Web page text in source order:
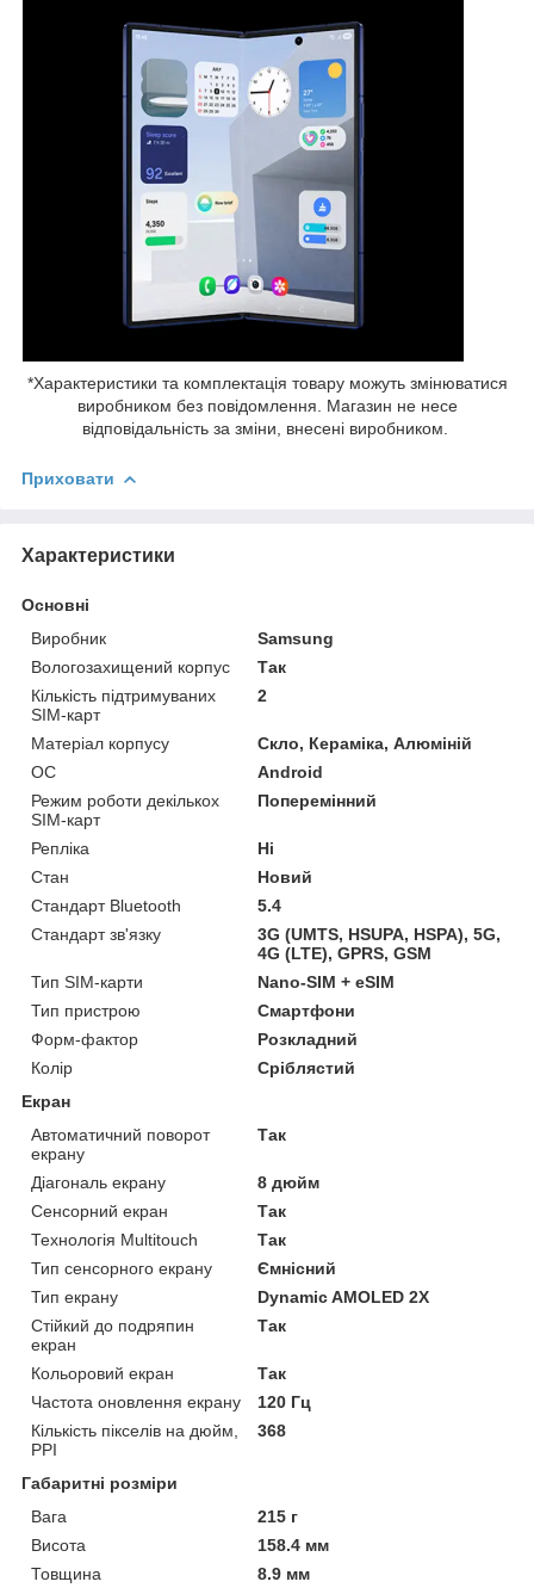
*Характеристики та комплектація товару можуть змінюватися
виробником без повідомлення. Магазин не несе
відповідальність за зміни, внесені виробником.
Приховати
Характеристики
Основні
Виробник
Samsung
Вологозахищений корпус
Так
Кількість підтримуваних
SIM-карт
2
Матеріал корпусу
Скло, Кераміка, Алюміній
ОС
Android
Режим роботи декількох
SIM-карт
Поперемінний
Репліка
Ні
Стан
Новий
Стандарт Bluetooth
5.4
Стандарт зв'язку
3G (UMTS, HSUPA, HSPA), 5G,
4G (LTE), GPRS, GSM
Тип SIM-карти
Nano-SIM + eSIM
Тип пристрою
Смартфони
Форм-фактор
Розкладний
Колір
Сріблястий
Екран
Автоматичний поворот
екрану
Так
Діагональ екрану
8 дюйм
Сенсорний екран
Так
Технологія Multitouch
Так
Тип сенсорного екрану
Ємнісний
Тип екрану
Dynamic AMOLED 2Х
Стійкий до подряпин
екран
Так
Кольоровий екран
Так
Частота оновлення екрану
120 Гц
Кількість пікселів на дюйм,
PPI
368
Габаритні розміри
Вага
215 г
Висота
158.4 мм
Товщина
8.9 мм